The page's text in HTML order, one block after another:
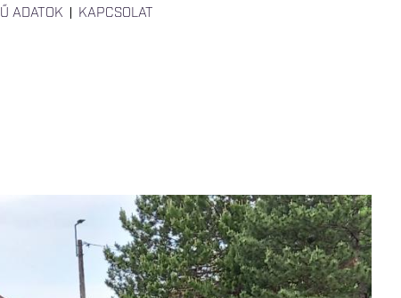
ADATOK KAPCSOLAT